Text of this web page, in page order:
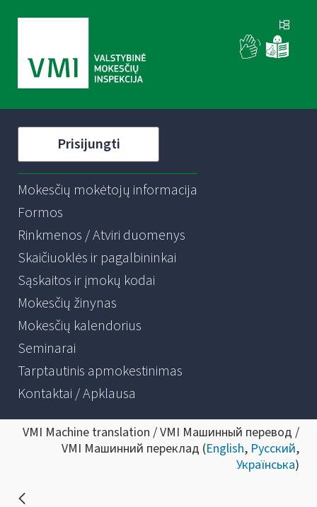
Prisijungti
Mokesčių mokėtojų informacija
Formos
Rinkmenos / Atviri duomenys
Skaičiuoklės ir pagalbininkai
Sąskaitos ir įmokų kodai
Mokesčių žinynas
Mokesčių kalendorius
Seminarai
Tarptautinis apmokestinimas
Kontaktai / Apklausa
VMI Machine translation / VMI Машинный перевод /
VMI Машинний переклад (English, Русский,
Українська)